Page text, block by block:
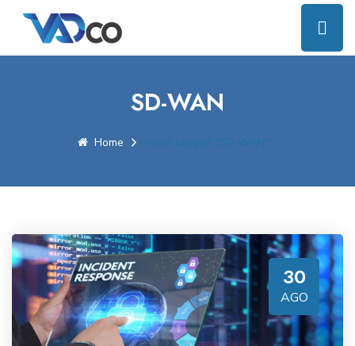
SD-WAN
Home Posts tagged "SD-WAN"
30
AGO